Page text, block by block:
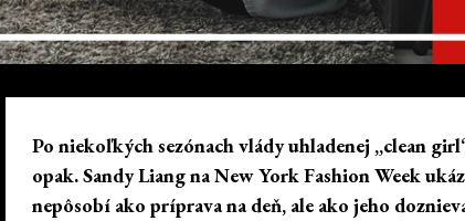
Po niekoľkých sezónach vlády uhladenej „clean
opak. Sandy Liang na New York Fashion Week
nepôsobí ako príprava na deň, ale ako jeho